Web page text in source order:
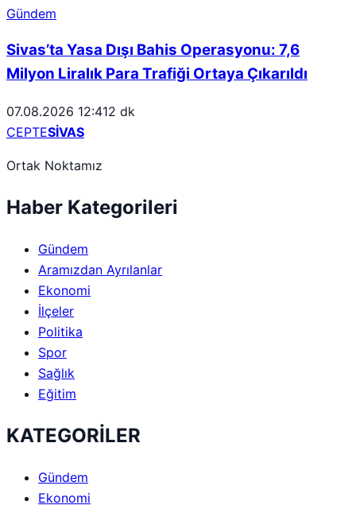
Gündem
Sivas’ta Yasa Dışı Bahis Operasyonu: 7,6
Milyon Liralık Para Trafiği Ortaya Çıkarıldı
07.08.2026 12:412 dk
CEPTESİVAS
Ortak Noktamız
Haber Kategorileri
Gündem
Aramızdan Ayrılanlar
Ekonomi
İlçeler
Politika
Spor
Sağlık
Eğitim
KATEGORİLER
Gündem
Ekonomi